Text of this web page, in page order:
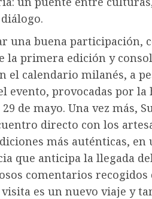
una buena participación,
la primera edición y
el calendario milanés, a
evento, provocadas por la
de mayo. Una vez más,
directo con los
más auténticas, en
que anticipa la llegada
comentarios recogidos
visita es un nuevo viaje y